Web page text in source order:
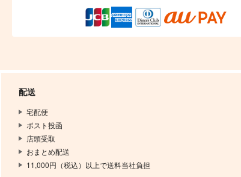
配送
宅配便
ポスト投函
店頭受取
おまとめ配送
11,000円（税込）以上で送料当社負担